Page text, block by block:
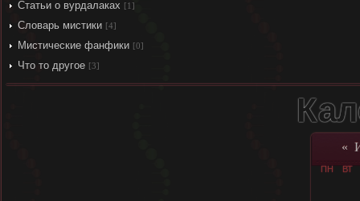
Статьи о вурдалаках [1]
Словарь мистики [4]
Мистические фанфики [0]
Что то другое [3]
«
ПН ВТ